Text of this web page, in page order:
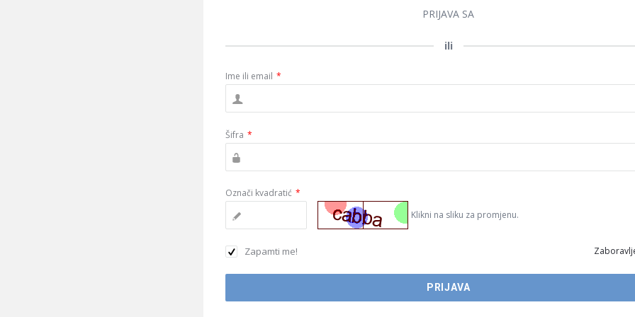
PRIJAVA SA
ili
Ime ili email *
Šifra *
Označi kvadratić *
Klikni na sliku za promjenu.
Zapamti me!